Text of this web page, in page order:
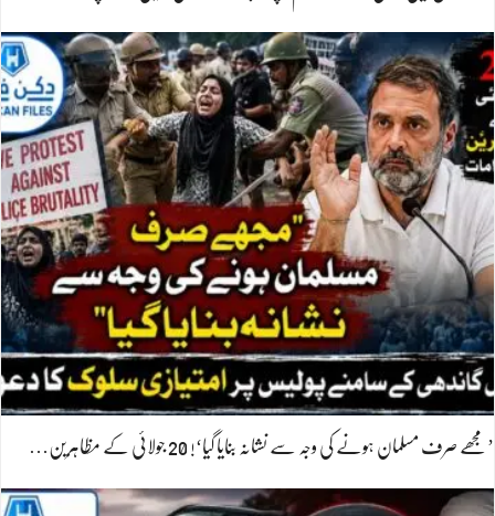
’مجھے صرف مسلمان ہونے کی وجہ سے نشانہ بنایا گیا‘! 20 جولائی کے مظاہرین…